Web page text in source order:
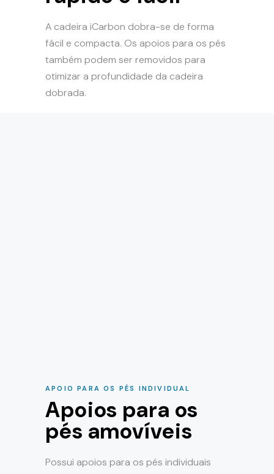
A cadeira iCarbon dobra-se de forma
fácil e compacta. Os apoios para os pés
também podem ser removidos para
otimizar a profundidade da cadeira
dobrada.
APOIO PARA OS PÉS INDIVIDUAL
Apoios para os
pés amovíveis
Possui apoios para os pés individuais